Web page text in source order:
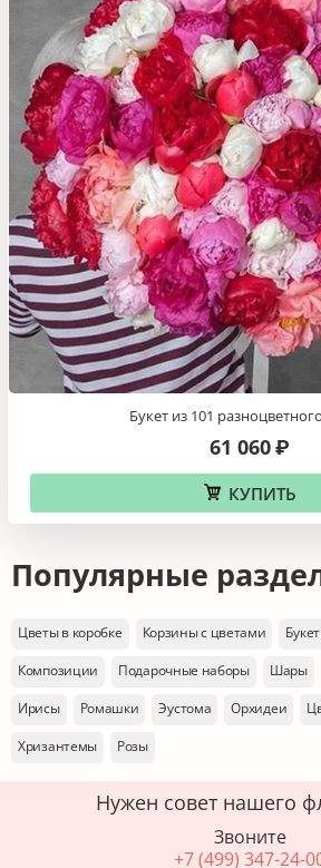
Букет из 101
61 060₽
КУПИТЬ
Популярные
Цветы в коробке Корзины с цветами
Композиции
Подарочные наборы Шары
Ирисы
Ромашки Эустома Орхидеи
Хризантемы
Розы
Нужен совет нашего
Звоните
+7 (499) 347-24-